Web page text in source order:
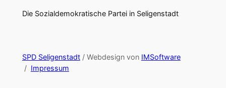
Die Sozialdemokratische Partei in Seligenstadt
SPD Seligenstadt/ Webdesign von IMSoftware
/ Impressum